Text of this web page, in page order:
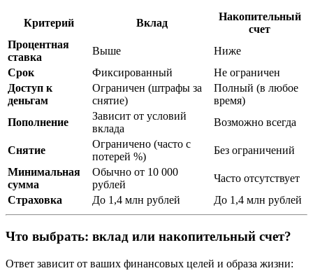
Критерий Вклад
Накопительный
счет
Процентная
ставка
Выше
Ниже
Срок
Фиксированный
Не ограничен
Доступ к
деньгам
Ограничен (штрафы за
снятие)
Полный (в любое
время)
Пополнение
Зависит от условий
вклада
Возможно всегда
Снятие
Ограничено (часто с
потерей %)
Без ограничений
Минимальная
сумма
Обычно от 10 000
рублей
Часто отсутствует
Страховка
До 1,4 млн рублей До 1,4 млн рублей
Что выбрать: вклад или накопительный счет?
Ответ зависит от ваших финансовых целей и образа жизни: